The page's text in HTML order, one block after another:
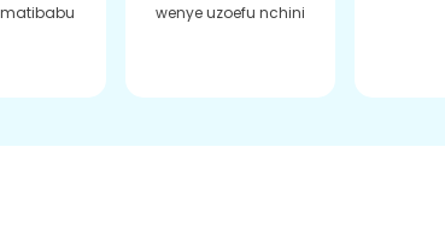
wenye uzoefu nchini